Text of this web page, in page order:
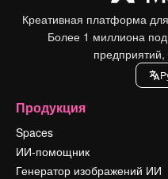
Креативная платформа
Более 1 миллиона
предприятий,
Продукция
Spaces
ИИ-помощник
Генератор изображений ИИ